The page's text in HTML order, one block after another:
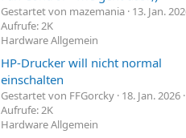
Gestartet von mazemania 13. Jan.
Aufrufe: 2K
Hardware Allgemein
HP-Drucker will nicht normal
einschalten
Gestartet von FFGorcky 18. Jan. 2026
Aufrufe: 2K
Hardware Allgemein